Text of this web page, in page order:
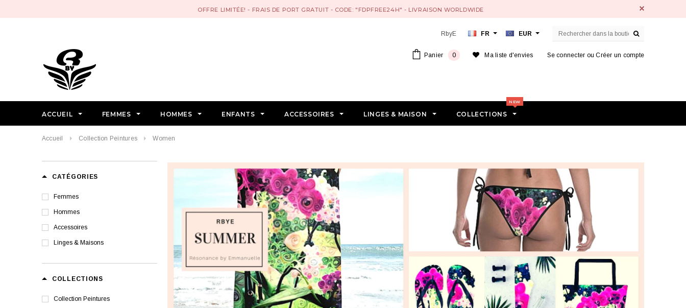
OFFRE LIMITÉE! - FRAIS DE PORT GRATUIT - CODE: "FDPFREE24H" - LIVRAISON WORLDWIDE
EUR
FR
RbyE
Ma liste d'envies Se connecter ou Créer un compte
Panier 0
ACCUEIL FEMMES HOMMES ENFANTS ACCESSOIRES LINGES & MAISON COLLECTIONS
Accueil Collection Peintures Women
CATÉGORIES
Femmes
Hommes
Accessoires
Linges & Maisons
COLLECTIONS
Collection Peintures